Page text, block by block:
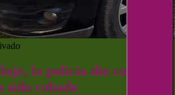
la policía dio con un
sido robado